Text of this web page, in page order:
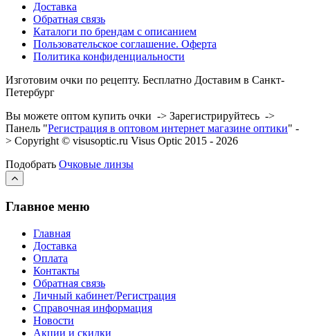
Доставка
Обратная связь
Каталоги по брендам с описанием
Пользовательское соглашение. Оферта
Политика конфиденциальности
Изготовим очки по рецепту. Бесплатно Доставим в Санкт-
Петербург
Вы можете оптом купить очки -> Зарегистрируйтесь ->
Панель "Регистрация в оптовом интернет магазине оптики" -
> Copyright © visusoptic.ru Visus Optic 2015 - 2026
Подобрать Очковые линзы
Главное меню
Главная
Доставка
Оплата
Контакты
Обратная связь
Личный кабинет/Регистрация
Справочная информация
Новости
Акции и скидки